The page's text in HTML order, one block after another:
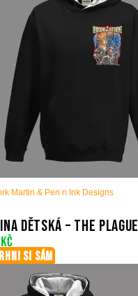
Martin & Pen n Ink Designs
dětská – The plague
Kč
SI SÁM